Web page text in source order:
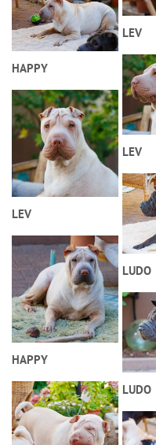
HAPPY
LEV
HAPPY
LEV
LEV
LUDO
LUDO